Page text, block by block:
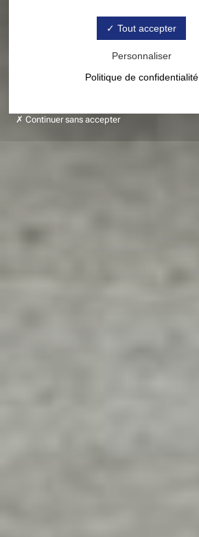
Tout accepter
Personnaliser
Politique de confidentialité
Continuer sans accepter